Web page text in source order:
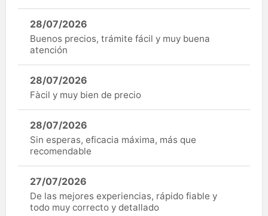
28/07/2026
Buenos precios, trámite fácil y muy buena
atención
28/07/2026
Fàcil y muy bien de precio
28/07/2026
Sin esperas, eficacia máxima, más que
recomendable
27/07/2026
De las mejores experiencias, rápido fiable y
todo muy correcto y detallado